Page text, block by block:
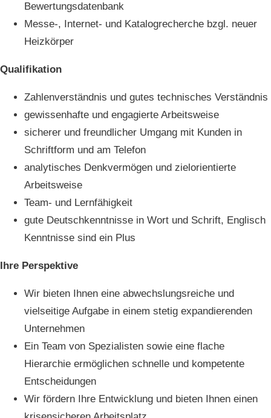
Bewertungsdatenbank
Messe-, Internet- und Katalogrecherche bzgl. neuer
Heizkörper
Qualifikation
Zahlenverständnis und gutes technisches Verständnis
gewissenhafte und engagierte Arbeitsweise
sicherer und freundlicher Umgang mit Kunden in
Schriftform und am Telefon
analytisches Denkvermögen und zielorientierte
Arbeitsweise
Team- und Lernfähigkeit
gute Deutschkenntnisse in Wort und Schrift, Englisch
Kenntnisse sind ein Plus
Ihre Perspektive
Wir bieten Ihnen eine abwechslungsreiche und
vielseitige Aufgabe in einem stetig expandierenden
Unternehmen
Ein Team von Spezialisten sowie eine flache
Hierarchie ermöglichen schnelle und kompetente
Entscheidungen
Wir fördern Ihre Entwicklung und bieten Ihnen einen